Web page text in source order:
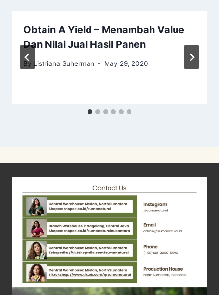
Obtain A Yield – Menambah Value
Dan Nilai Jual Hasil Panen
By Listriana Suherman May 29, 2020